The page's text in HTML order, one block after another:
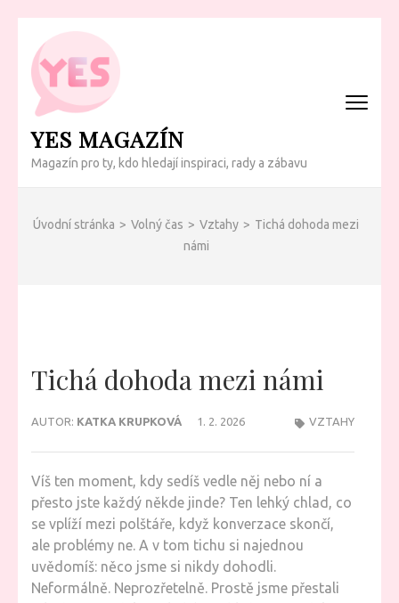
Přeskočit
obsah
(Enter)
YES MAGAZÍN
Magazín pro ty, kdo hledají inspiraci, rady a zábavu
Úvodní stránka > Volný čas > Vztahy > Tichá dohoda mezi
námi
Tichá dohoda mezi námi
AUTOR: KATKA KRUPKOVÁ 1. 2. 2026 VZTAHY
Víš ten moment, kdy sedíš vedle něj nebo ní a
přesto jste každý někde jinde? Ten lehký chlad, co
se vplíží mezi polštáře, když konverzace skončí,
ale problémy ne. A v tom tichu si najednou
uvědomíš: něco jsme si nikdy dohodli.
Neformálně. Neprozřetelně. Prostě jsme přestali